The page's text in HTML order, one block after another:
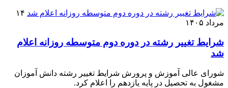
۱۴
مرداد ۱۴۰۵
شرایط تغییر رشته در دوره دوم متوسطه روزانه اعلام
شد
شورای عالی آموزش و پرورش شرایط تغییر رشته دانش آموزان
مشغول به تحصیل در پایه یازدهم را اعلام کرد.